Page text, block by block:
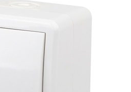
САДОВО-ПАРКОВЫЕ
СВЕТИЛЬНИКИ
САДОВЫЕ СВЕТИЛЬНИКИ
САДОВЫЕ ФАСАДНЫЕ
СВЕТИЛЬНИКИ